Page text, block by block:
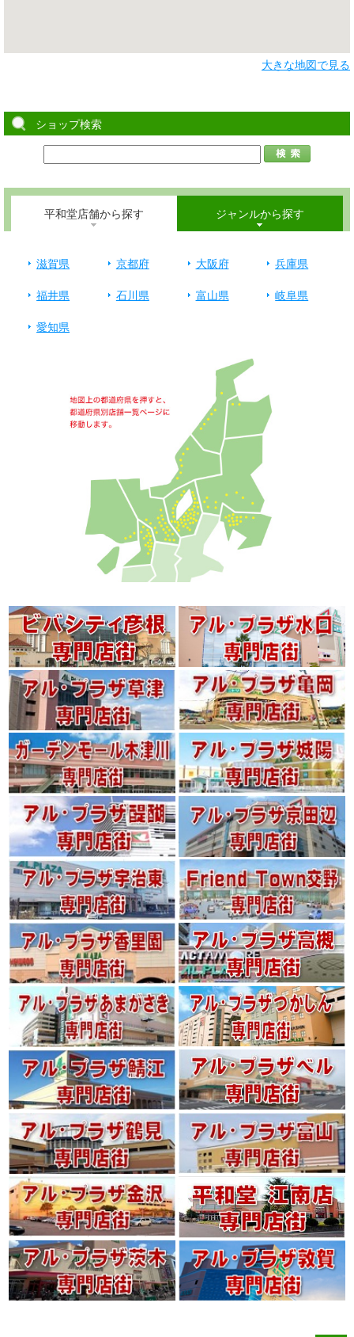
大きな地図で見る
ショップ検索
平和堂店舗から探す ジャンルから探す
滋賀県 京都府 大阪府
兵庫県
福井県
石川県 富山県
岐阜県
愛知県